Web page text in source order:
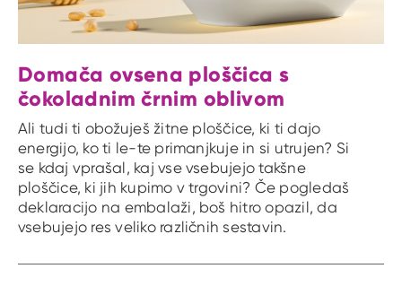
Domača ovsena ploščica s
čokoladnim črnim oblivom
Ali tudi ti obožuješ žitne ploščice, ki ti dajo
energijo, ko ti le-te primanjkuje in si utrujen? Si
se kdaj vprašal, kaj vse vsebujejo takšne
ploščice, ki jih kupimo v trgovini? Če pogledaš
deklaracijo na embalaži, boš hitro opazil, da
vsebujejo res veliko različnih sestavin.